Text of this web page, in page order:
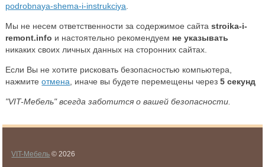
podrobnaya-shema-i-instrukciya
Мы не несем ответственности за содержимое сайтаstroika-i-
remont.info и настоятельно рекомендуем не указывать
никаких своих личных данных на сторонних сайтах.
Если Вы не хотите рисковать безопасностью компьютера,
нажмитеотмена , иначе вы будете перемещены через5 секунд
"VIT-Мебель" всегда заботится о вашей безопасности.
VIT-Мебель © 2026